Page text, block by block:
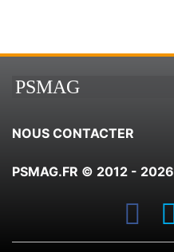
PSMAG
NOUS CONTACTER
PSMAG.FR © 2012 - 2026